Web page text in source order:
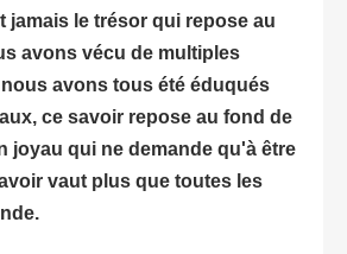
le trésor qui repose au
avons vécu de multiples
avons tous été éduqués
ce savoir repose au fond de
joyau qui ne demande qu'à être
vaut plus que toutes les